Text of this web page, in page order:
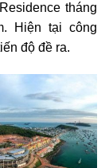
tháng
Hiện tại công
độ đề ra.